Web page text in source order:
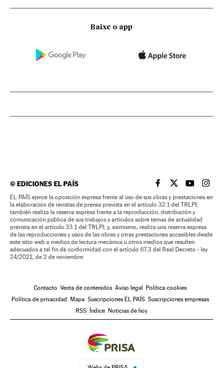
Baixe o app
©EDICIONES EL PAÍS EL PAÍS BRASIL EN
EL PAÍSEL PAÍS
EL
EL PAÍS ejerce la oposición expresa frente al uso de sus obras y prestaciones en
la elaboración de revistas de prensa prevista en el artículo 32.1 del TRLPI;
también realiza la reserva expresa frente a la reproducción, distribución y
comunicación pública de sus trabajos y artículos sobre temas de actualidad
prevista en el artículo 33.1 del TRLPI; y, asimismo, realiza una reserva expresa
de las reproducciones y usos de las obras y otras prestaciones accesibles desde
este sitio web a medios de lectura mecánica u otros medios que resulten
adecuados a tal fin de conformidad con el artículo 67.3 del Real Decreto - ley
24/2021, de 2 de noviembre
Contacto Venta de contenidos Aviso legal Política cookies
Política de privacidad Mapa Suscripciones EL PAÍS Suscripciones empresas
RSS Índice Noticias de hoy